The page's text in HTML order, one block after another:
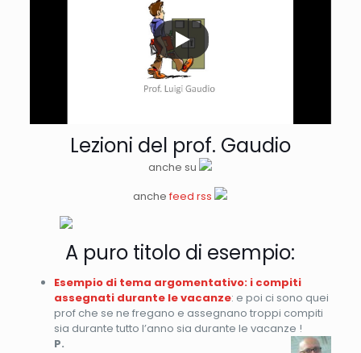
Lezioni del prof. Gaudio
anche su
anchefeed rss
A puro titolo di esempio:
Esempio di tema argomentativo: i compiti
assegnati durante le vacanze: e poi ci sono quei
prof che se ne fregano e assegnano troppi compiti
sia durante tutto l’anno sia durante le vacanze !
P.